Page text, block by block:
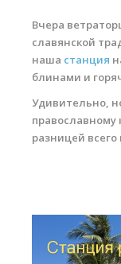
Вчера
славянской
наша станция
блинами и
Удивительно,
православному
разницей всего